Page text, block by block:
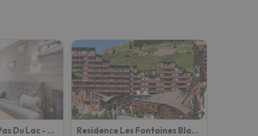
Appartement - Pas Du Lac - Avoriaz Residence Les Fontaines Blanches - maeva Home